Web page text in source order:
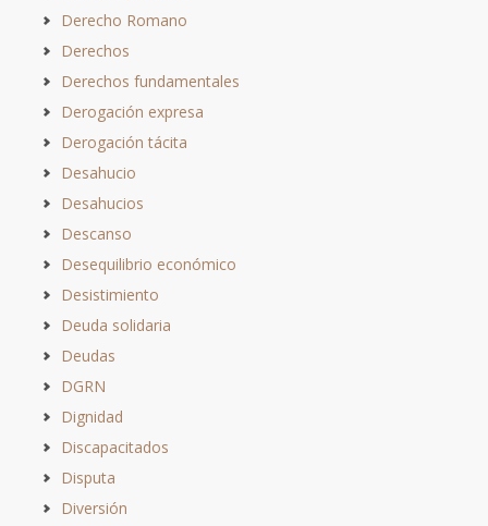
Derecho Romano
Derechos
Derechos fundamentales
Derogación expresa
Derogación tácita
Desahucio
Desahucios
Descanso
Desequilibrio económico
Desistimiento
Deuda solidaria
Deudas
DGRN
Dignidad
Discapacitados
Disputa
Diversión